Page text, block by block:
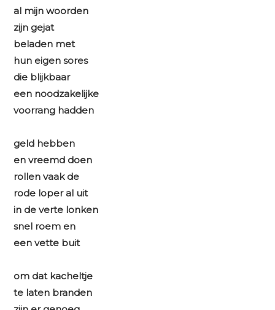
al mijn woorden
zijn gejat
beladen met
hun eigen sores
die blijkbaar
een noodzakelijke
voorrang hadden
geld hebben
en vreemd doen
rollen vaak de
rode loper al uit
in de verte lonken
snel roem en
een vette buit
om dat kacheltje
te laten branden